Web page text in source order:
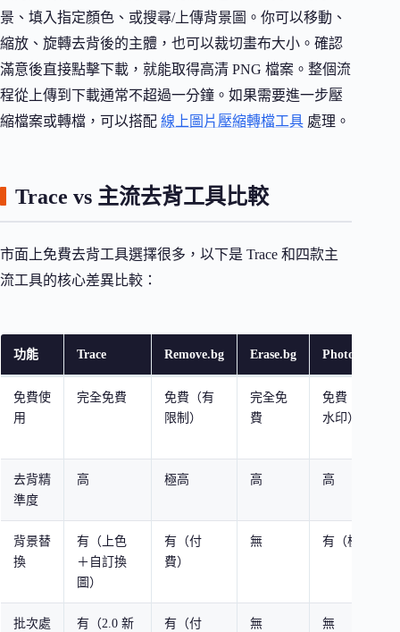
景、填入指定顏色、或搜尋/上傳背景圖。你可以移動、
縮放、旋轉去背後的主體，也可以裁切畫布大小。確認
滿意後直接點擊下載，就能取得高清 PNG 檔案。整個流
程從上傳到下載通常不超過一分鐘。如果需要進一步壓
縮檔案或轉檔，可以搭配 線上圖片壓縮轉檔工具 處理。
Trace vs 主流去背工具比較
市面上免費去背工具選擇很多，以下是 Trace 和四款主
流工具的核心差異比較：
功能 Trace Remove.bg Erase.bg PhotoRoom
免費使
用
完全免費
免費（有
限制）
完全免
費
免費（有浮
水印）
去背精
準度
高 極高 高 高
背景替
換
有（上色
＋自訂換
圖）
有（付
費）
無 有（模板）
批次處
有（2.0 新
有（付
無 無